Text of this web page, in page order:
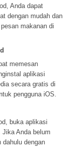
Anda dapat
dengan mudah dan
makanan di
memesan
aplikasi
secara gratis di
pengguna iOS.
buka aplikasi
Anda belum
dahulu dengan